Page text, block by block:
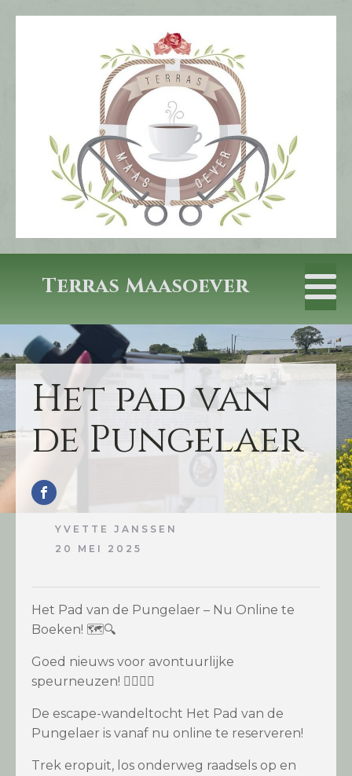
Terras Maasoever
Het pad van
de Pungelaer
YVETTE JANSSEN
20 MEI 2025
Het Pad van de Pungelaer – Nu Online te
Boeken! 🗺️🔍
Goed nieuws voor avontuurlijke
speurneuzen! 🕵️‍♂️🕵️‍♀️
De escape-wandeltocht Het Pad van de
Pungelaer is vanaf nu online te reserveren!
Trek eropuit, los onderweg raadsels op en